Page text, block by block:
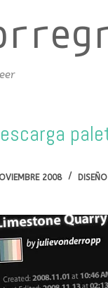
2008